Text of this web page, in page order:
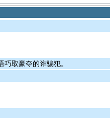
取豪夺的诈骗犯。